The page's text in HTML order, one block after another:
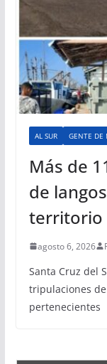
AL SUR GENTE DE
Más de
de
territorio
agosto 6, 2026
Santa Cruz del
tripulaciones
pertenecientes